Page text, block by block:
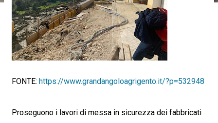
FONTE: https://www.grandangoloagrigento.it/?p=532948
Proseguono i lavori di messa in sicurezza dei fabbricati